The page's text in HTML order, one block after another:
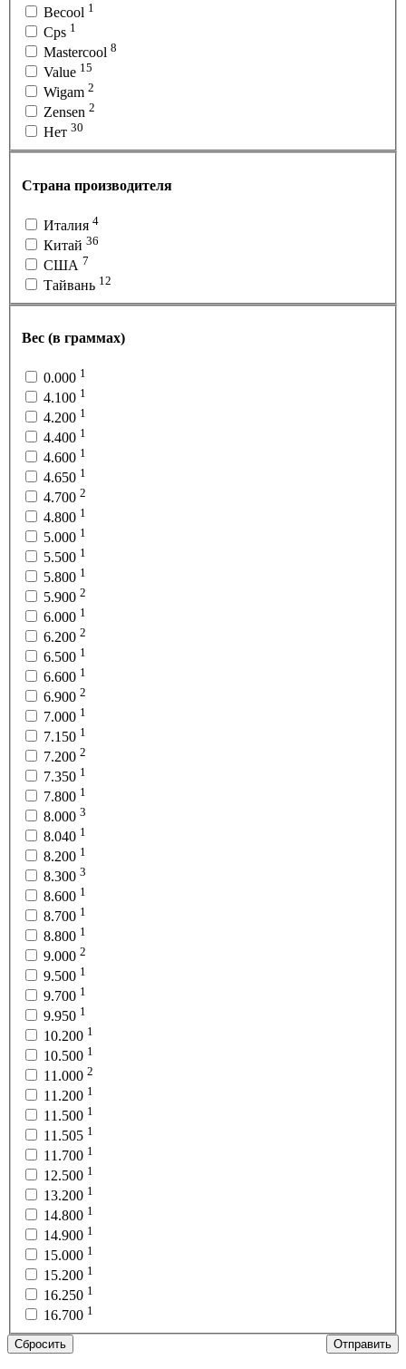
Becool 1
Cps 1
Mastercool 8
Value 15
Wigam 2
Zensen 2
Нет 30
Страна производителя
Италия 4
Китай 36
США 7
Тайвань 12
Вес (в граммах)
0.000 1
4.100 1
4.200 1
4.400 1
4.600 1
4.650 1
4.700 2
4.800 1
5.000 1
5.500 1
5.800 1
5.900 2
6.000 1
6.200 2
6.500 1
6.600 1
6.900 2
7.000 1
7.150 1
7.200 2
7.350 1
7.800 1
8.000 3
8.040 1
8.200 1
8.300 3
8.600 1
8.700 1
8.800 1
9.000 2
9.500 1
9.700 1
9.950 1
10.200 1
10.500 1
11.000 2
11.200 1
11.500 1
11.505 1
11.700 1
12.500 1
13.200 1
14.800 1
14.900 1
15.000 1
15.200 1
16.250 1
16.700 1
Сбросить Отправить